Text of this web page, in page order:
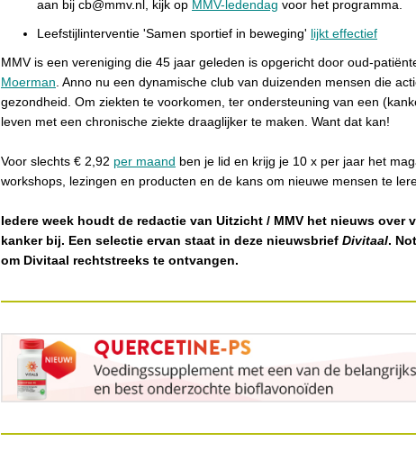
aan bij cb@mmv.nl, kijk op MMV-ledendag voor het programma.
Leefstijlinterventie 'Samen sportief in beweging' lijkt effectief
MMV is een vereniging die 45 jaar geleden is opgericht door oud-
Moerman . Anno nu een dynamische club van duizenden mensen die
gezondheid. Om ziekten te voorkomen, ter ondersteuning van een
leven met een chronische ziekte draaglijker te maken. Want dat kan!
Voor slechts € 2,92 per maand ben je lid en krijg je 10 x per jaar het
workshops, lezingen en producten en de kans om nieuwe mensen te
Iedere week houdt de redactie van Uitzicht / MMV het nieuws over
kanker bij. Een selectie ervan staat in deze nieuwsbrief Divitaal.
om Divitaal rechtstreeks te ontvangen.